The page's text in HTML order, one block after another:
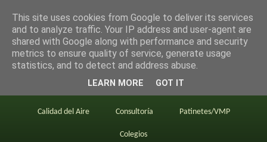
en bici por madrid
Este blog BiciMAD Primeros consejos
Calidad del Aire Consultoría Patinetes/VMP
Colegios
This site uses cookies from Google to deliver its services
and to analyze traffic. Your IP address and user-agent are
shared with Google along with performance and security
metrics to ensure quality of service, generate usage
statistics, and to detect and address abuse.
LEARN MORE GOT IT